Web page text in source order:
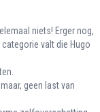
niets! Erger nog,
valt die Hugo
geen last van